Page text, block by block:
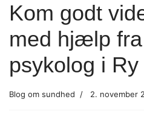
Kom godt
med hjælp
psykolog i Ry
Blog om sundhed 2. november